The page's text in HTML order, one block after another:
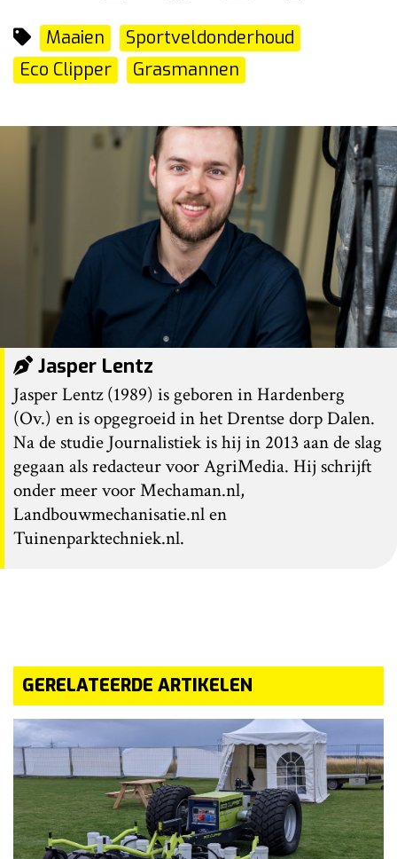
Maaien
Sportveldonderhoud
Eco Clipper
Grasmannen
Jasper Lentz
Jasper Lentz (1989) is geboren in Hardenberg
(Ov.) en is opgegroeid in het Drentse dorp Dalen.
Na de studie Journalistiek is hij in 2013 aan de slag
gegaan als redacteur voor AgriMedia. Hij schrijft
onder meer voor Mechaman.nl,
Landbouwmechanisatie.nl en
Tuinenparktechniek.nl.
GERELATEERDE ARTIKELEN